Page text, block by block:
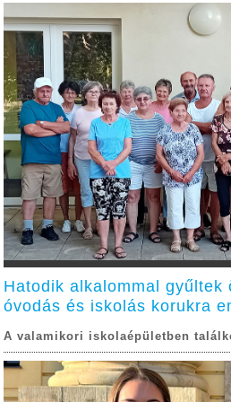
Hatodik alkalommal gyűltek
óvodás és iskolás korukra
A valamikori iskolaépületben